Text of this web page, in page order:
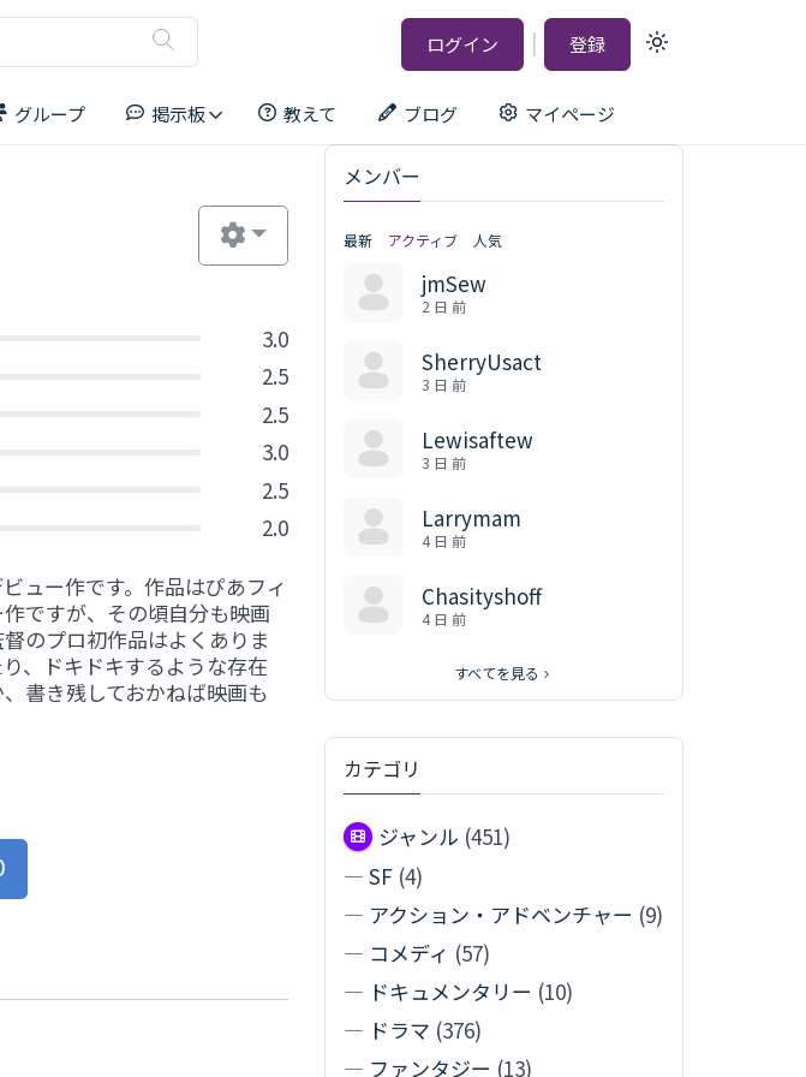
ログイン | 登録
Light
グループ 掲示板 教えて ブログ マイページ
3.0
2.5
2.5
3.0
2.5
2.0
ュー作です。作品はぴあフィ
ですが、その頃自分も映画
のプロ初作品はよくありま
、ドキドキするような存在
書き残しておかねば映画も
メンバー
最新 アクティブ 人気
jmSew
2 日 前
SherryUsact
3 日 前
Lewisaftew
3 日 前
Larrymam
4 日 前
Chasityshoff
4 日 前
すべてを見る
カテゴリ
ジャンル (451)
— SF (4)
— アクション・アドベンチャー (9)
— コメディ (57)
— ドキュメンタリー (10)
— ドラマ (376)
— ファンタジー (13)